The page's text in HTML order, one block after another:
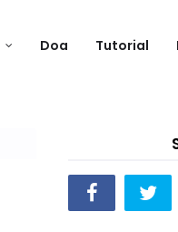
Doa Tutorial